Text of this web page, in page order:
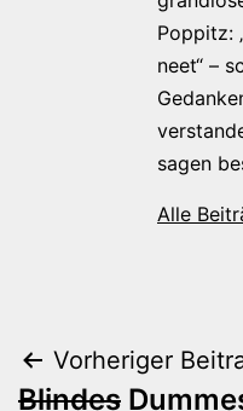
Poppitz:
neet“ –
sagen
Alle
Vorheriger
Blindes